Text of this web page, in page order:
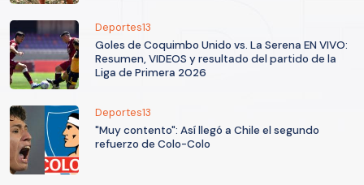
Deportes13
Goles de Coquimbo Unido vs. La Serena EN VIVO:
Resumen, VIDEOS y resultado del partido de la
Liga de Primera 2026
Deportes13
"Muy contento": Así llegó a Chile el segundo
refuerzo de Colo-Colo